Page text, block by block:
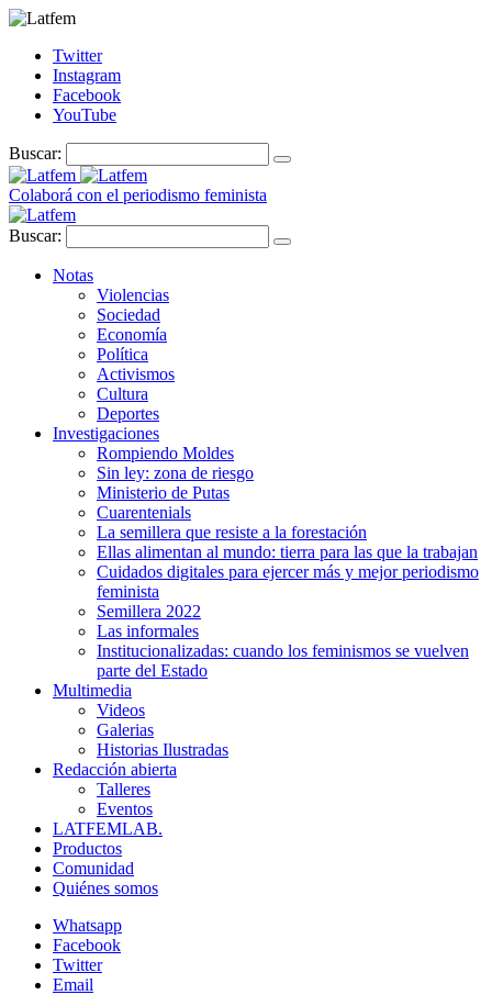
Twitter
Instagram
Facebook
YouTube
Buscar:
Colaborá con el periodismo feminista
Buscar:
Notas
Violencias
Sociedad
Economía
Política
Activismos
Cultura
Deportes
Investigaciones
Rompiendo Moldes
Sin ley: zona de riesgo
Ministerio de Putas
Cuarentenials
La semillera que resiste a la forestación
Ellas alimentan al mundo: tierra para las que la trabajan
Cuidados digitales para ejercer más y mejor periodismo
feminista
Semillera 2022
Las informales
Institucionalizadas: cuando los feminismos se vuelven
parte del Estado
Multimedia
Videos
Galerias
Historias Ilustradas
Redacción abierta
Talleres
Eventos
LATFEMLAB.
Productos
Comunidad
Quiénes somos
Whatsapp
Facebook
Twitter
Email